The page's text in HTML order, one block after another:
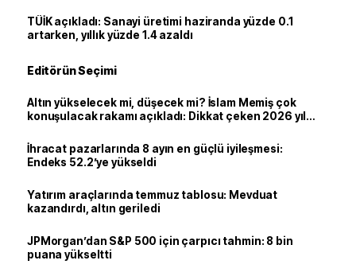
TÜİK açıkladı: Sanayi üretimi haziranda yüzde 0.1
artarken, yıllık yüzde 1.4 azaldı
Editörün Seçimi
Altın yükselecek mi, düşecek mi? İslam Memiş çok
konuşulacak rakamı açıkladı: Dikkat çeken 2026 yıl
İhracat pazarlarında 8 ayın en güçlü iyileşmesi:
Endeks 52.2’ye yükseldi
Yatırım araçlarında temmuz tablosu: Mevduat
kazandırdı, altın geriledi
JPMorgan’dan S&P 500 için çarpıcı tahmin: 8 bin
puana yükseltti